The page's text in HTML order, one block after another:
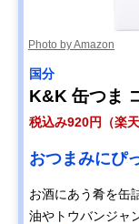
Photo by Amazon
国分
K&K 缶つま
税込み920円（楽天
おつまみにぴ
お酒にあう肴を缶
油やトウバンジャ